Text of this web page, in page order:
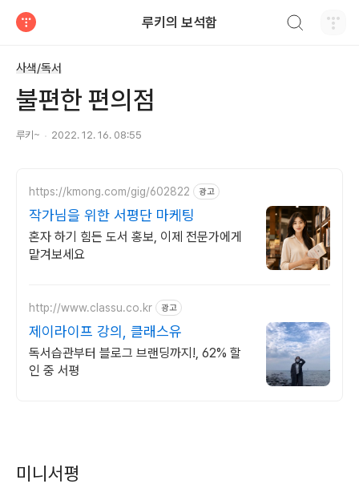
루키의 보석함
사색/독서
불편한 편의점
루키~ 2022. 12. 16. 08:55
https://kmong.com/gig/602822 광고
작가님을 위한 서평단 마케팅
혼자 하기 힘든 도서 홍보, 이제 전문가에게
맡겨보세요
http://www.classu.co.kr 광고
제이라이프 강의, 클래스유
독서습관부터 블로그 브랜딩까지!, 62% 할
인 중 서평
미니서평